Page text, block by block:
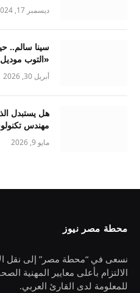
ديسمبر 17, 2024
سينا سالم..
«التوب
أبريل 30, 2026
هل يستبدل
مهندس
مايو 9, 2026
محطة مصر نيوز
نسعى في “محطة مصر” إلى نقل
الالتزام بأعلى معايير المهنية
للمعلومة لدى القارئ العربي.